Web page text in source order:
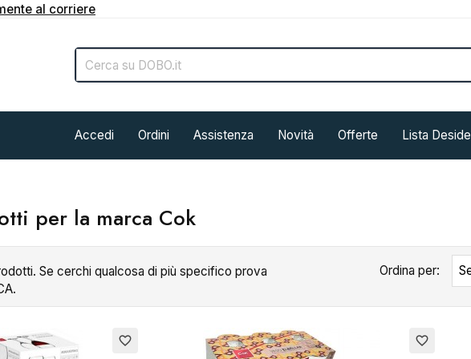
al corriere
Accedi Ordini Assistenza Novità Offerte Lista
per la marca Cok
Se cerchi qualcosa di più specifico prova
Ordina per:
favorite_border favorite_border